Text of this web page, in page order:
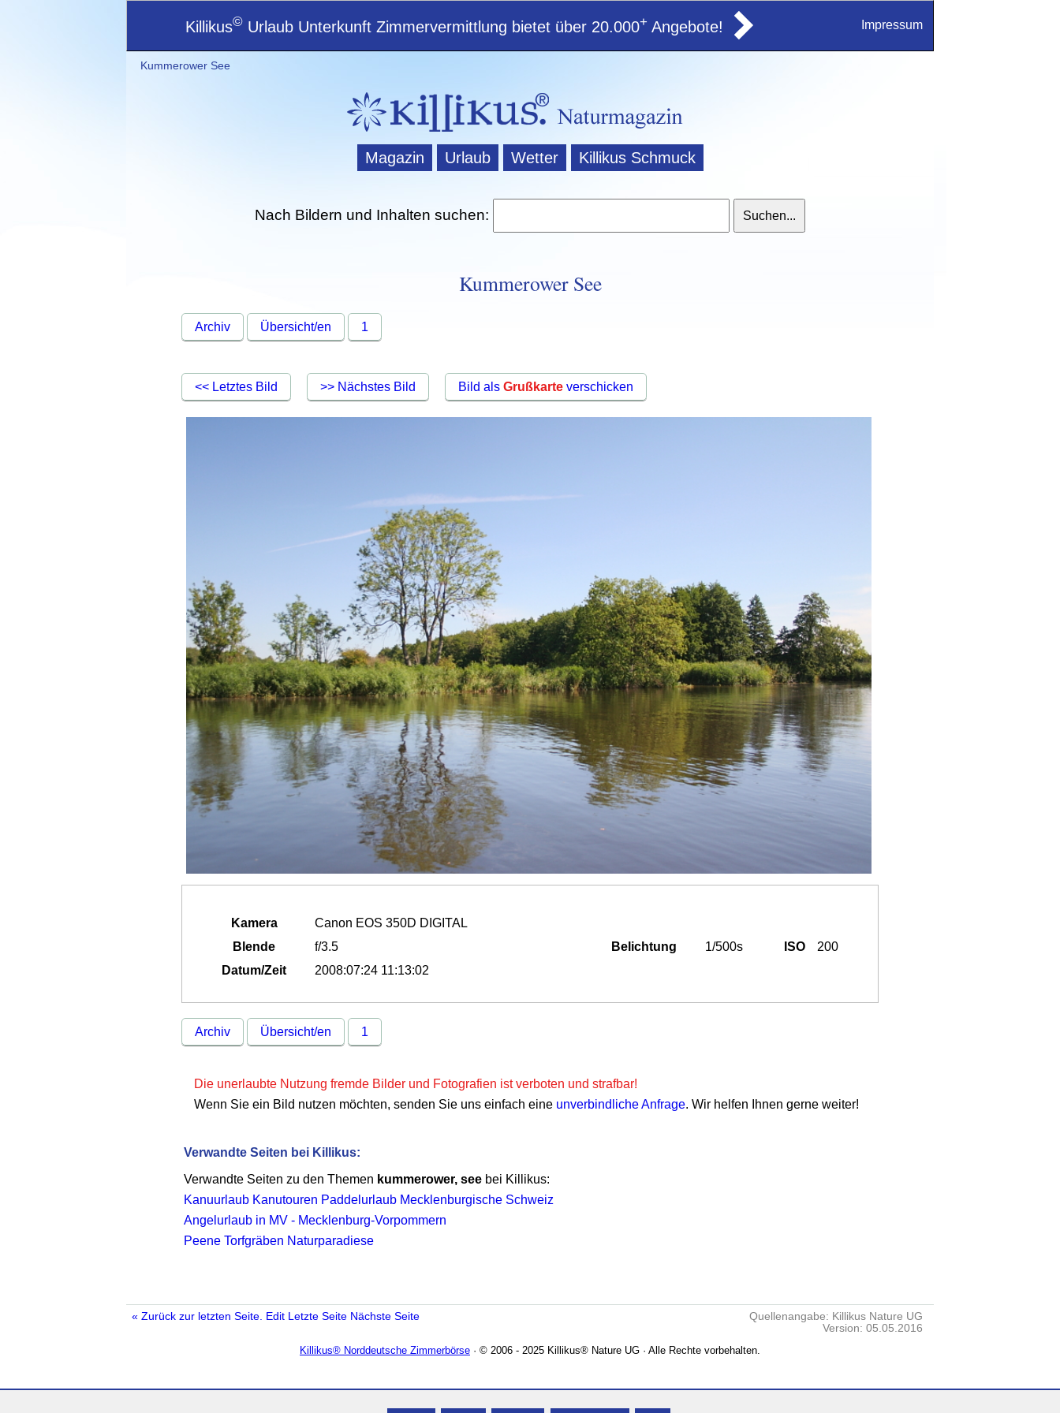
Killikus© Urlaub Unterkunft Zimmervermittlung bietet über 20.000+ Angebote! Impressum
Kummerower See
Magazin Urlaub Wetter Killikus Schmuck
Nach Bildern und Inhalten suchen:
Kummerower See
Archiv Übersicht/en 1
<< Letztes Bild >> Nächstes Bild Bild als Grußkarteverschicken
Kamera
Canon EOS 350D DIGITAL
Blende
f/3.5 Belichtung 1/500s ISO
200
Datum/Zeit
2008:07:24 11:13:02
Archiv Übersicht/en 1
Die unerlaubte Nutzung fremde Bilder und Fotografien ist verboten und strafbar!
Wenn Sie ein Bild nutzen möchten, senden Sie uns einfach eine unverbindliche Anfrage. Wir helfen Ihnen gerne weiter!
Verwandte Seiten bei Killikus:
Verwandte Seiten zu den Themen kummerower, seebei Killikus:
Kanuurlaub Kanutouren Paddelurlaub Mecklenburgische Schweiz
Angelurlaub in MV - Mecklenburg-Vorpommern
Peene Torfgräben Naturparadiese
« Zurück zur letzten Seite. Edit Letzte Seite Nächste Seite
Quellenangabe: Killikus Nature UG
Version: 05.05.2016
Killikus® Norddeutsche Zimmerbörse · © 2006 - 2025 Killikus® Nature UG · Alle Rechte vorbehalten.